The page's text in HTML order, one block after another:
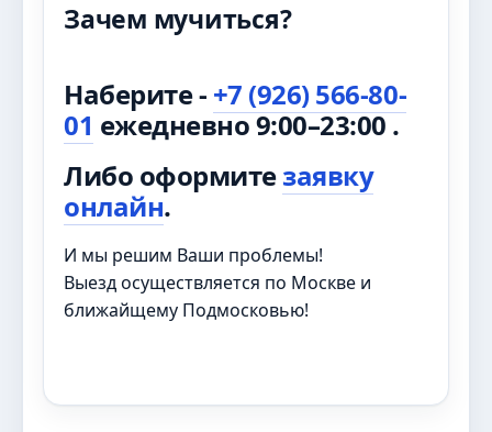
Зачем мучиться?
Наберите - +7 (926) 566-80-
01 ежедневно 9:00–23:00 .
Либо оформитезаявку
онлайн.
И мы решим Ваши проблемы!
Выезд осуществляется по Москве и
ближайщему Подмосковью!